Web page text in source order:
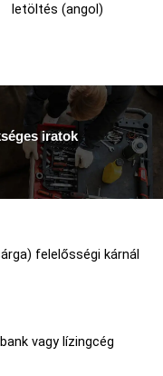
letöltés (angol)
iratok
felelősségi kárnál
vagy lízingcég